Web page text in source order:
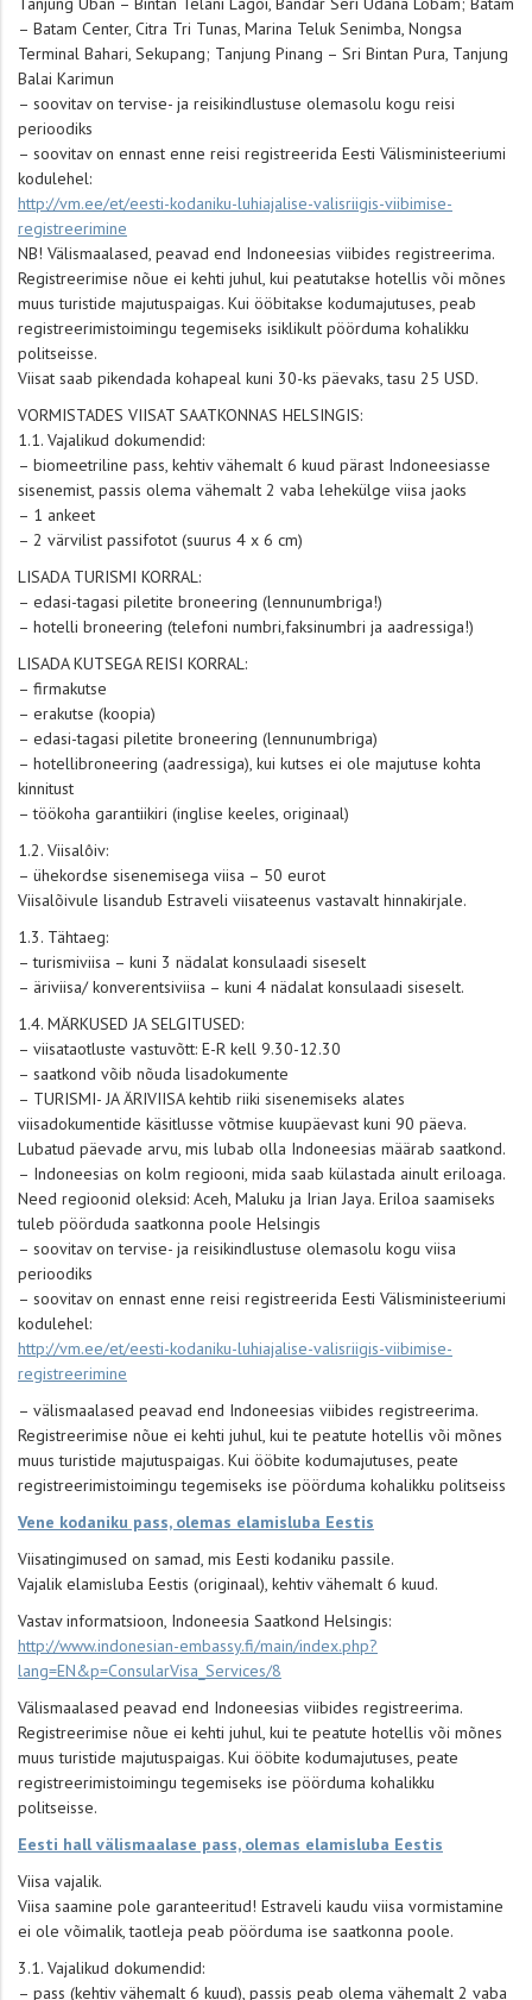
– Batam Center, Citra Tri Tunas, Marina Teluk Senimba, Nongsa
Terminal Bahari, Sekupang; Tanjung Pinang – Sri Bintan Pura, Tanjung
Balai Karimun
– soovitav on tervise- ja reisikindlustuse olemasolu kogu reisi
perioodiks
– soovitav on ennast enne reisi registreerida Eesti Välisministeeriumi
kodulehel:
http://vm.ee/et/eesti-kodaniku-luhiajalise-valisriigis-viibimise-
registreerimine
NB! Välismaalased, peavad end Indoneesias viibides registreerima.
Registreerimise nõue ei kehti juhul, kui peatutakse hotellis või mõnes
muus turistide majutuspaigas. Kui ööbitakse kodumajutuses, peab
registreerimistoimingu tegemiseks isiklikult pöörduma kohalikku
politseisse.
Viisat saab pikendada kohapeal kuni 30-ks päevaks, tasu 25 USD.
VORMISTADES VIISAT SAATKONNAS HELSINGIS:
1.1. Vajalikud dokumendid:
– biomeetriline pass, kehtiv vähemalt 6 kuud pärast Indoneesiasse
sisenemist, passis olema vähemalt 2 vaba lehekülge viisa jaoks
– 1 ankeet
– 2 värvilist passifotot (suurus 4 x 6 cm)
LISADA TURISMI KORRAL:
– edasi-tagasi piletite broneering (lennunumbriga!)
– hotelli broneering (telefoni numbri,faksinumbri ja aadressiga!)
LISADA KUTSEGA REISI KORRAL:
– firmakutse
– erakutse (koopia)
– edasi-tagasi piletite broneering (lennunumbriga)
– hotellibroneering (aadressiga), kui kutses ei ole majutuse kohta
kinnitust
– töökoha garantiikiri (inglise keeles, originaal)
1.2. Viisalôiv:
– ühekordse sisenemisega viisa – 50 eurot
Viisalõivule lisandub Estraveli viisateenus vastavalt hinnakirjale.
1.3. Tähtaeg:
– turismiviisa – kuni 3 nädalat konsulaadi siseselt
– äriviisa/ konverentsiviisa – kuni 4 nädalat konsulaadi siseselt.
1.4. MÄRKUSED JA SELGITUSED:
– viisataotluste vastuvõtt: E-R kell 9.30-12.30
– saatkond võib nõuda lisadokumente
– TURISMI- JA ÄRIVIISA kehtib riiki sisenemiseks alates
viisadokumentide käsitlusse võtmise kuupäevast kuni 90 päeva.
Lubatud päevade arvu, mis lubab olla Indoneesias määrab saatkond.
– Indoneesias on kolm regiooni, mida saab külastada ainult eriloaga.
Need regioonid oleksid: Aceh, Maluku ja Irian Jaya. Eriloa saamiseks
tuleb pöörduda saatkonna poole Helsingis
– soovitav on tervise- ja reisikindlustuse olemasolu kogu viisa
perioodiks
– soovitav on ennast enne reisi registreerida Eesti Välisministeeriumi
kodulehel:
http://vm.ee/et/eesti-kodaniku-luhiajalise-valisriigis-viibimise-
registreerimine
– välismaalased peavad end Indoneesias viibides registreerima.
Registreerimise nõue ei kehti juhul, kui te peatute hotellis või mõnes
muus turistide majutuspaigas. Kui ööbite kodumajutuses, peate
registreerimistoimingu tegemiseks ise pöörduma kohalikku politseiss
Vene kodaniku pass, olemas elamisluba Eestis
Viisatingimused on samad, mis Eesti kodaniku passile.
Vajalik elamisluba Eestis (originaal), kehtiv vähemalt 6 kuud.
Vastav informatsioon, Indoneesia Saatkond Helsingis:
http://www.indonesian-embassy.fi/main/index.php?
lang=EN&p=ConsularVisa_Services/8
Välismaalased peavad end Indoneesias viibides registreerima.
Registreerimise nõue ei kehti juhul, kui te peatute hotellis või mõnes
muus turistide majutuspaigas. Kui ööbite kodumajutuses, peate
registreerimistoimingu tegemiseks ise pöörduma kohalikku
politseisse.
Eesti hall välismaalase pass, olemas elamisluba Eestis
Viisa vajalik.
Viisa saamine pole garanteeritud! Estraveli kaudu viisa vormistamine
ei ole võimalik, taotleja peab pöörduma ise saatkonna poole.
3.1. Vajalikud dokumendid:
– pass (kehtiv vähemalt 6 kuud), passis peab olema vähemalt 2 vaba